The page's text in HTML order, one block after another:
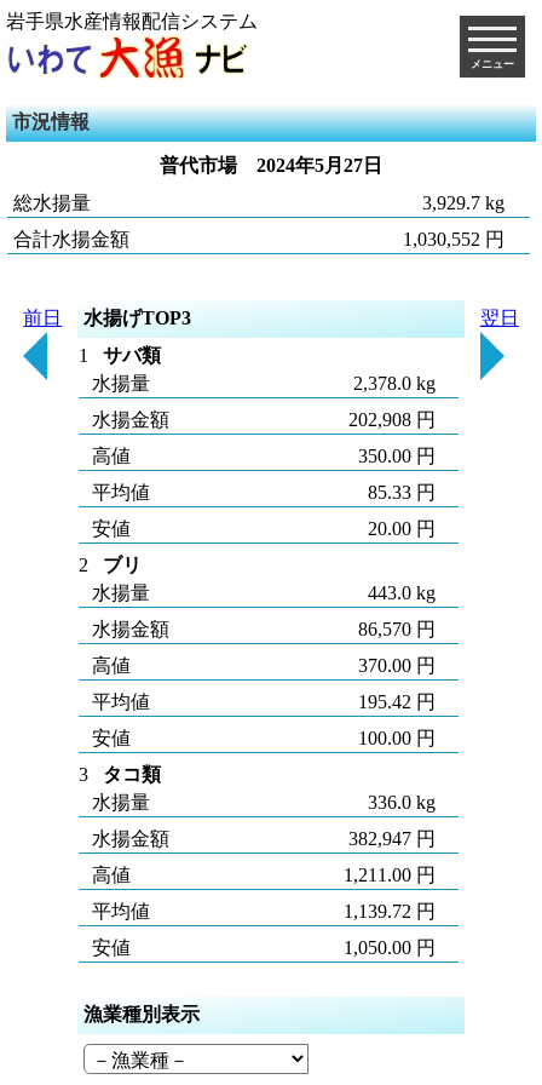
岩手県水産情報配信システム
メニュー
市況情報
普代市場
2024年5月27日
総水揚量
3,929.7 kg
合計水揚金額
1,030,552 円
前日
水揚げTOP3
1
サバ類
水揚量
2,378.0 kg
水揚金額
202,908 円
高値
350.00 円
平均値
85.33 円
安値
20.00 円
2
ブリ
水揚量
443.0 kg
水揚金額
86,570 円
高値
370.00 円
平均値
195.42 円
安値
100.00 円
3
タコ類
水揚量
336.0 kg
水揚金額
382,947 円
高値
1,211.00 円
平均値
1,139.72 円
安値
1,050.00 円
漁業種別表示
翌日